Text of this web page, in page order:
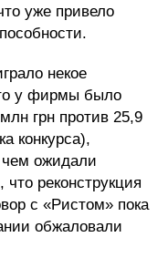
уже привело
некое
у фирмы было
грн против 25,9
конкурса),
ожидали
реконструкция
с «Ристом» пока
обжаловали